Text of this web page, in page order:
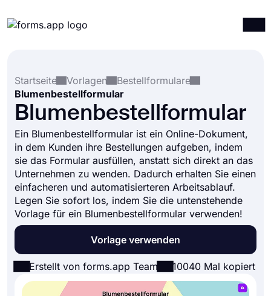
Integrationen
Vorlagen
Ressourcen
Preise
Startseite
Vorlagen
Bestellformulare
Blumenbestellformular
Blumenbestellformular
Ein Blumenbestellformular ist ein Online-Dokument,
in dem Kunden ihre Bestellungen aufgeben, indem
sie das Formular ausfüllen, anstatt sich direkt an das
Unternehmen zu wenden. Dadurch erhalten Sie einen
einfacheren und automatisierteren Arbeitsablauf.
Legen Sie sofort los, indem Sie die untenstehende
Vorlage für ein Blumenbestellformular verwenden!
Vorlage verwenden
Erstellt von forms.app Team 10040 Mal kopiert